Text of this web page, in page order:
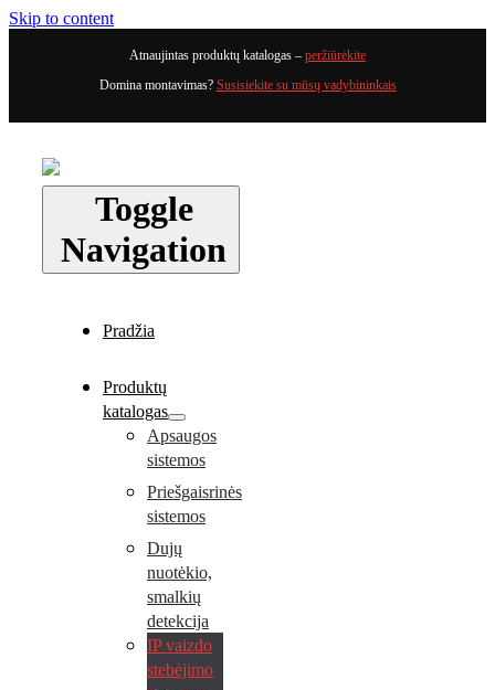
Skip to content
Atnaujintas produktų katalogas – peržiūrėkite
Domina montavimas? Susisiekite su mūsų vadybininkais
Toggle
Navigation
Pradžia
Produktų
katalogas
Apsaugos
sistemos
Priešgaisrinės
sistemos
Dujų
nuotėkio,
smalkių
detekcija
IP vaizdo
stebėjimo